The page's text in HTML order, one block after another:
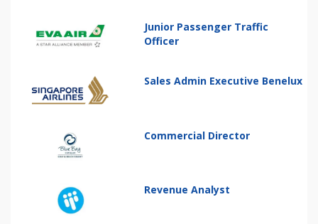
Junior Passenger Traffic
Officer
Sales Admin Executive Benelux
Commercial Director
Revenue Analyst